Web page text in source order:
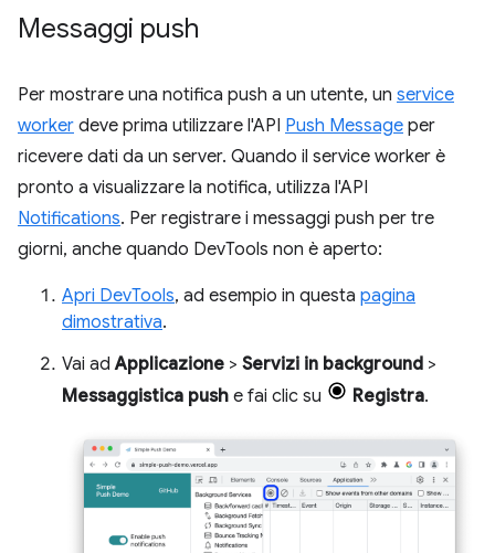
Messaggi push
Per mostrare una notifica push a un utente, un service
worker deve prima utilizzare l'API Push Message per
ricevere dati da un server. Quando il service worker è
pronto a visualizzare la notifica, utilizza l'API
Notifications. Per registrare i messaggi push per tre
giorni, anche quando DevTools non è aperto:
Apri DevTools, ad esempio in questa pagina
dimostrativa.
Vai adApplicazione > Servizi in background >
Messaggistica push e fai clic su Registra.